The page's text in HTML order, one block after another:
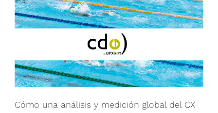
Cómo una análisis y medición global del CX